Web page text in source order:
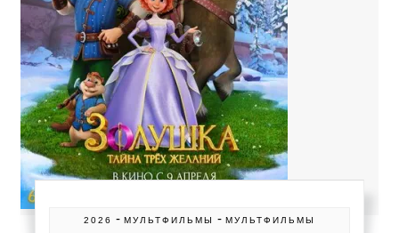
2026 - МУЛЬТФИЛЬМЫ - МУЛЬТФИЛЬМЫ